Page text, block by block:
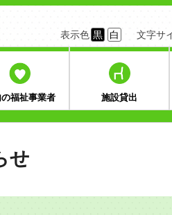
表示色 黒 白 文字サ
福祉事業者 施設貸出
せ